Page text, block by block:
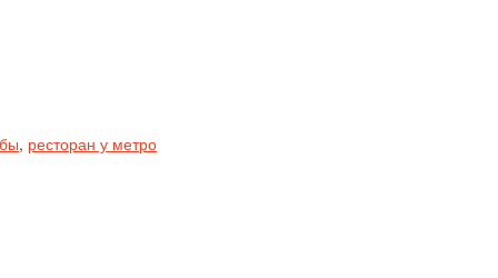
, ресторан у метро